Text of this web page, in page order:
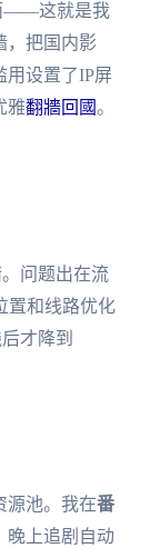
——这就是我
，把国内影
用设置了IP屏
雅翻牆回國。
问题出在流
置和线路优化
才降到
源池。我在番
晚上追剧自动